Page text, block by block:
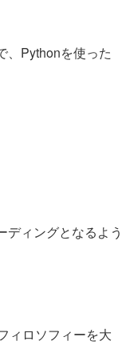
、Pythonを使った
ィングとなるよう
ィロソフィーを大